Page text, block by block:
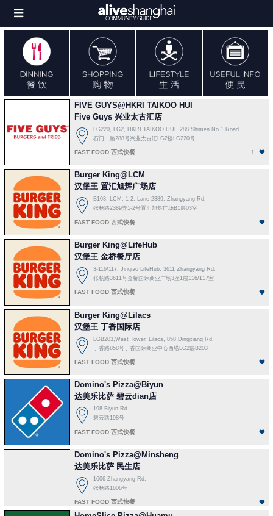
FIVE GUYS@HKRI TAIKOO HUI
Five Guys 兴业太古汇店
LG220, LG2, HKRI TAIKOO HUI, 288 Shimen No.1 Road
石门一路288号兴业太古汇LG2楼LG220号
FAST FOOD 西式快餐 1
Burger King@LCM
汉堡王 置汇旭辉广场店
B103, LCM, 1-2, Lane 2389, Zhangyang Rd.
张杨路2389弄1-2号置汇旭辉广场B1层03室
FAST FOOD 西式快餐
Burger King@LifeHub
汉堡王 金桥餐厅店
3-116/117, Jinqiao LifeHub, 3611 Zhangyang Rd.
张杨路3611号金桥国际商业广场3座1层116/117室
FAST FOOD 西式快餐
Burger King@Lilacs
汉堡王 丁香国际店
LGB203,West Tower, Lilacs, 858 Dingxiang Rd.
丁香路858号丁香国际商业中心西塔LG2层B203
FAST FOOD 西式快餐
Domino's Pizza@Biyun
达美乐比萨 碧云dian店
198 Biyun Rd.
碧云路198号
FAST FOOD 西式快餐
Domino's Pizza@Minsheng
达美乐比萨 民生店
1606 Zhangyang Rd.
张杨路1606号
FAST FOOD 西式快餐